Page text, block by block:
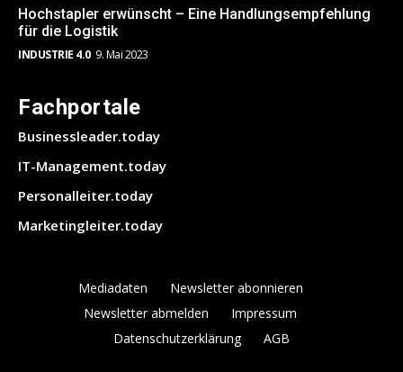
Hochstapler erwünscht – Eine Handlungsempfehlung
für die Logistik
INDUSTRIE 4.0 9. Mai 2023
Fachportale
Businessleader.today
IT-Management.today
Personalleiter.today
Marketingleiter.today
Mediadaten
Newsletter abonnieren
Newsletter abmelden
Impressum
Datenschutzerklärung
AGB